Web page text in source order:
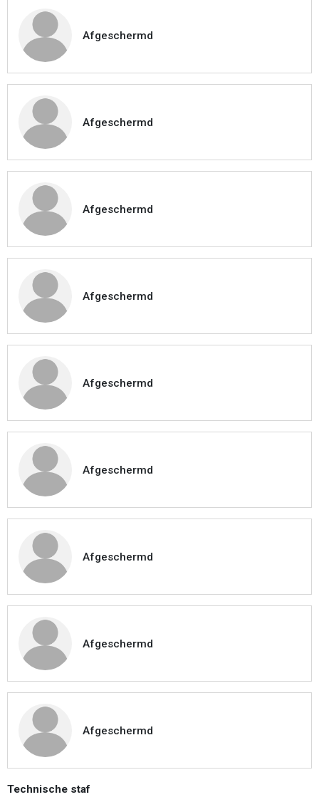
Afgeschermd
Afgeschermd
Afgeschermd
Afgeschermd
Afgeschermd
Afgeschermd
Afgeschermd
Afgeschermd
Afgeschermd
Technische staf